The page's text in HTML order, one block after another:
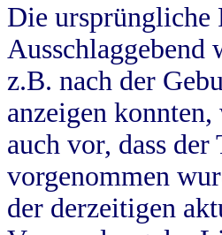
Die ursprüngliche
Ausschlaggebend
z.B. nach der
anzeigen
auch vor, dass
vorgenommen
der derzeitigen